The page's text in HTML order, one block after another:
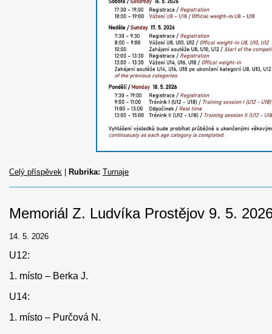
Celý příspěvek Rubrika: Turnaje
Memoriál Z. Ludvíka Prostějov 9. 5.
14. 5. 2026
U12:
1. místo – Berka J.
U14:
1. místo – Purčová N.